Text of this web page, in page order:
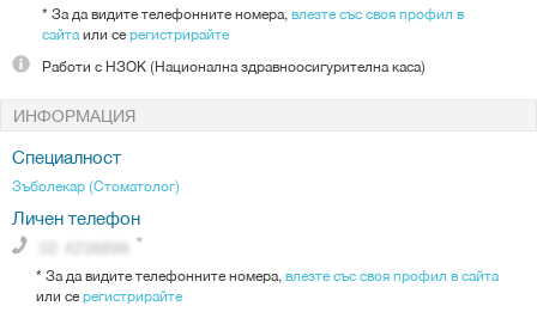
* За да видите телефонните номера, влезте със своя профил в
сайтаили серегистрирайте
Работи с НЗОК (Национална здравноосигурителна каса)
ИНФОРМАЦИЯ
Специалност
Зъболекар (Стоматолог)
Личен телефон
* За да видите телефонните номера, влезте със своя профил в сайта
или серегистрирайте